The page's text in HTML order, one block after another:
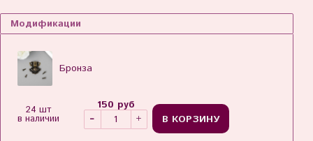
Модификации
Бронза
24 шт
в наличии
150 руб
В КОРЗИНУ